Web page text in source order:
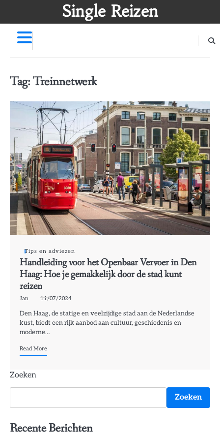
Single Reizen
Tag:Treinnetwerk
Tips en adviezen
Handleiding voor het Openbaar Vervoer in Den
Haag: Hoe je gemakkelijk door de stad kunt
reizen
Jan 11/07/2024
Den Haag, de statige en veelzijdige stad aan de Nederlandse
kust, biedt een rijk aanbod aan cultuur, geschiedenis en
moderne…
Read More
Zoeken
Zoeken
Recente Berichten